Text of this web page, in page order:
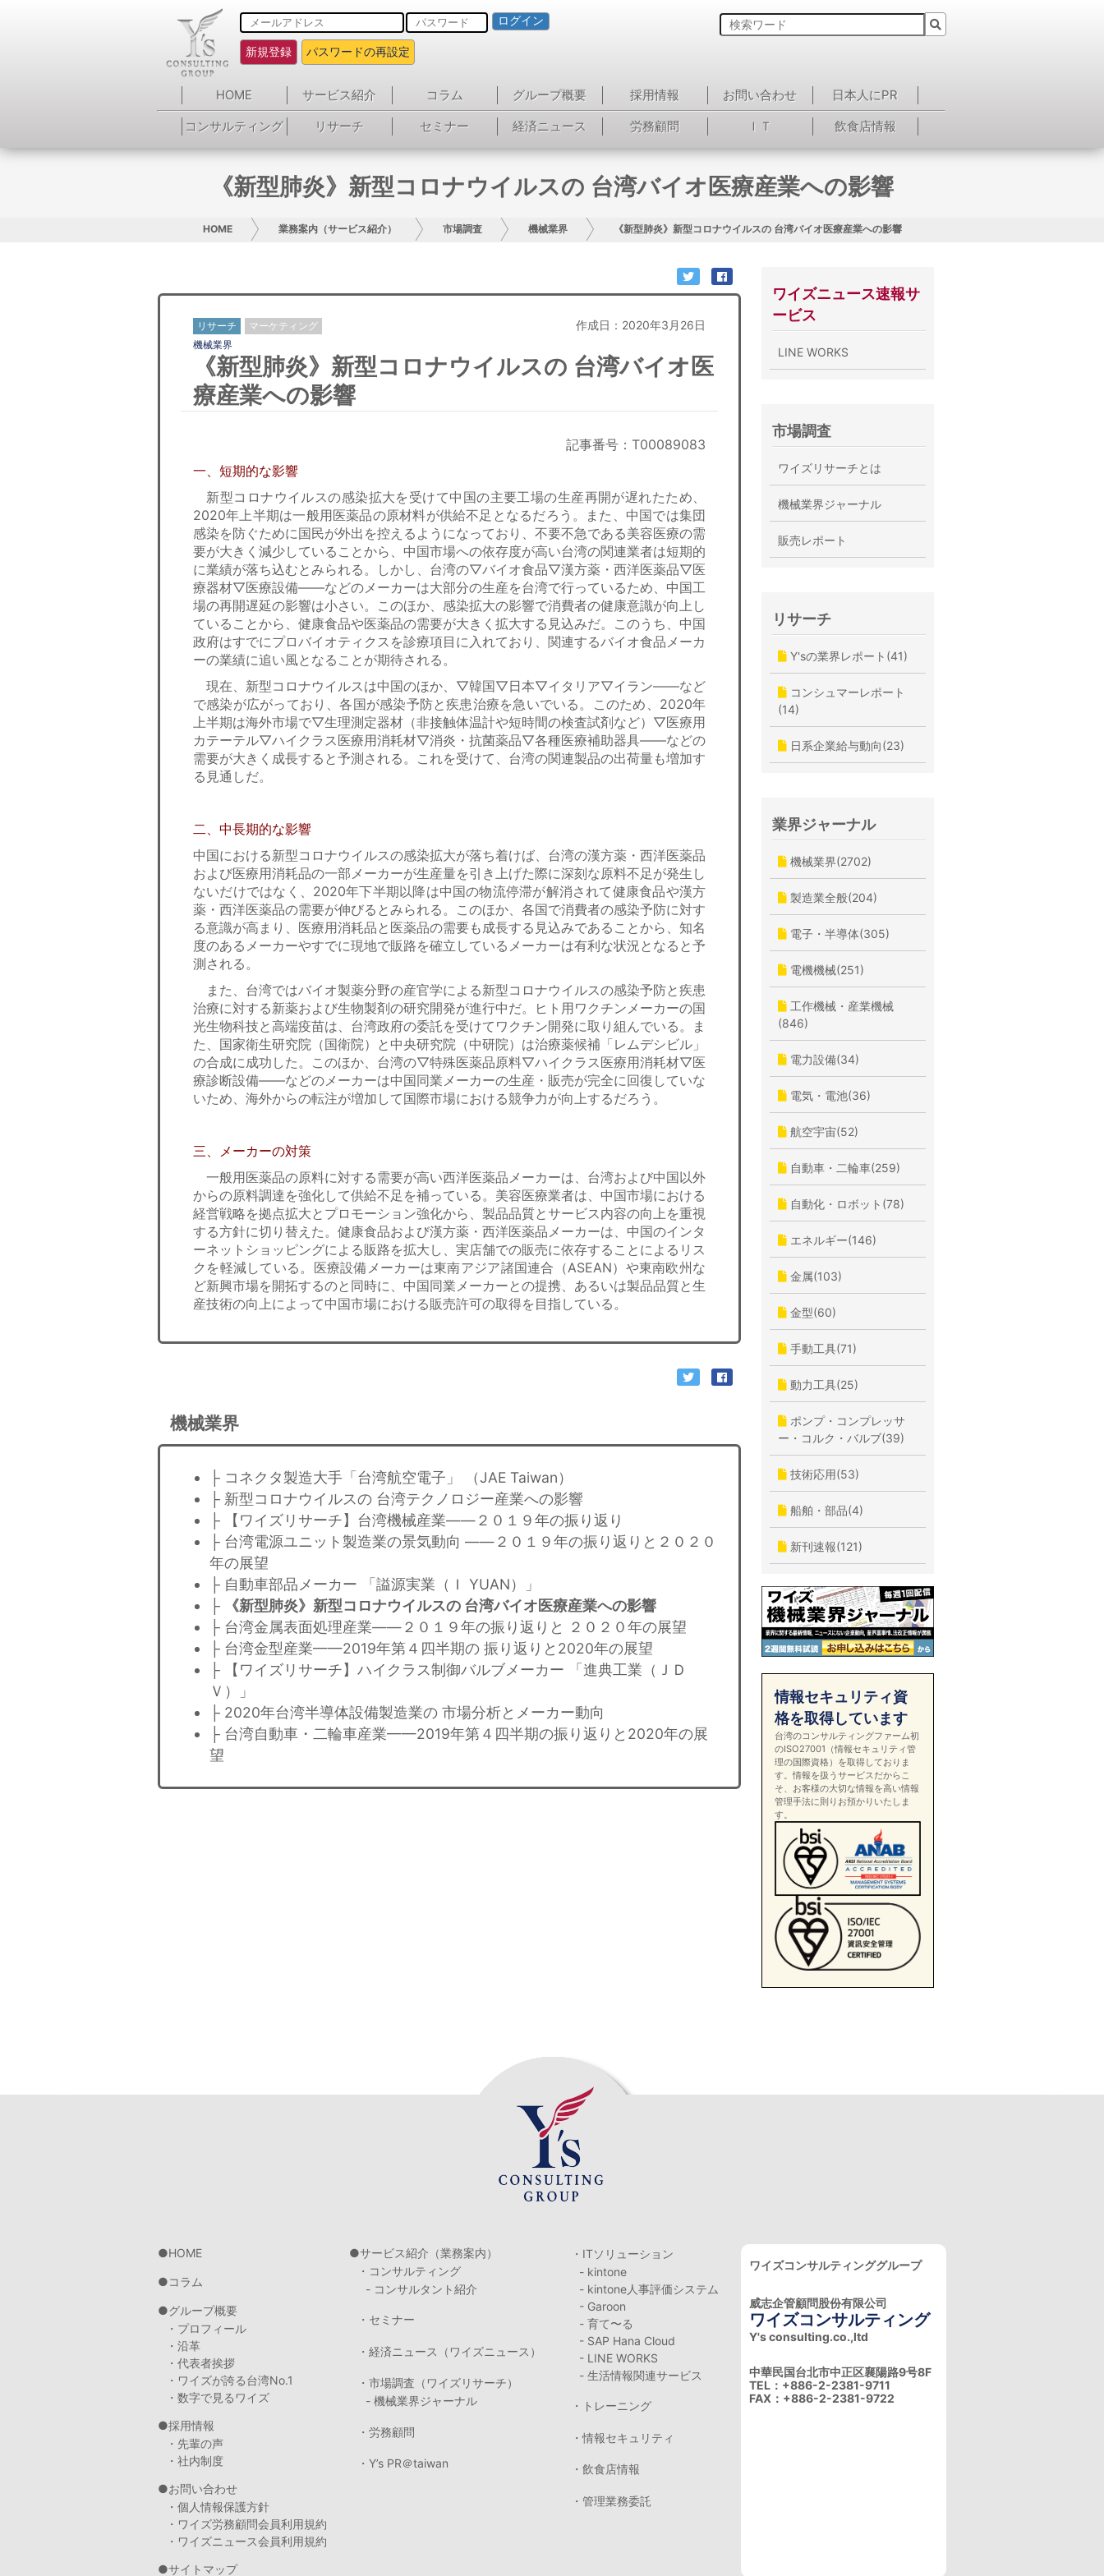
ログイン
新規登録 パスワードの再設定
HOME サービス紹介 コラム グループ概要 採用情報 お問い合わせ
日本人にPR
コンサルティング
リサーチ セミナー 経済ニュース 労務顧問 ＩＴ 飲食店情報
《新型肺炎》新型コロナウイルスの 台湾バイオ医療産業への影響
HOME 業務案内（サービス紹介） 市場調査 機械業界 《新型肺炎》新型コロナウイルスの 台湾バイオ医療産業への影響
リサーチ マーケティング 作成日：2020年3月26日
機械業界
《新型肺炎》新型コロナウイルスの 台湾バイオ医
療産業への影響
記事番号：T00089083
一、短期的な影響
新型コロナウイルスの感染拡大を受けて中国の主要工場の生産再開が遅れたため、
2020年上半期は一般用医薬品の原材料が供給不足となるだろう。また、中国では集団
感染を防ぐために国民が外出を控えるようになっており、不要不急である美容医療の需
要が大きく減少していることから、中国市場への依存度が高い台湾の関連業者は短期的
に業績が落ち込むとみられる。しかし、台湾の▽バイオ食品▽漢方薬・西洋医薬品▽医
療器材▽医療設備――などのメーカーは大部分の生産を台湾で行っているため、中国工
場の再開遅延の影響は小さい。このほか、感染拡大の影響で消費者の健康意識が向上し
ていることから、健康食品や医薬品の需要が大きく拡大する見込みだ。このうち、中国
政府はすでにプロバイオティクスを診療項目に入れており、関連するバイオ食品メーカ
ーの業績に追い風となることが期待される。
現在、新型コロナウイルスは中国のほか、▽韓国▽日本▽イタリア▽イラン――など
で感染が広がっており、各国が感染予防と疾患治療を急いでいる。このため、2020年
上半期は海外市場で▽生理測定器材（非接触体温計や短時間の検査試剤など）▽医療用
カテーテル▽ハイクラス医療用消耗材▽消炎・抗菌薬品▽各種医療補助器具――などの
需要が大きく成長すると予測される。これを受けて、台湾の関連製品の出荷量も増加す
る見通しだ。
二、中長期的な影響
中国における新型コロナウイルスの感染拡大が落ち着けば、台湾の漢方薬・西洋医薬品
および医療用消耗品の一部メーカーが生産量を引き上げた際に深刻な原料不足が発生し
ないだけではなく、2020年下半期以降は中国の物流停滞が解消されて健康食品や漢方
薬・西洋医薬品の需要が伸びるとみられる。このほか、各国で消費者の感染予防に対す
る意識が高まり、医療用消耗品と医薬品の需要も成長する見込みであることから、知名
度のあるメーカーやすでに現地で販路を確立しているメーカーは有利な状況となると予
測される。
また、台湾ではバイオ製薬分野の産官学による新型コロナウイルスの感染予防と疾患
治療に対する新薬および生物製剤の研究開発が進行中だ。ヒト用ワクチンメーカーの国
光生物科技と高端疫苗は、台湾政府の委託を受けてワクチン開発に取り組んでいる。ま
た、国家衛生研究院（国衛院）と中央研究院（中研院）は治療薬候補「レムデシビル」
の合成に成功した。このほか、台湾の▽特殊医薬品原料▽ハイクラス医療用消耗材▽医
療診断設備――などのメーカーは中国同業メーカーの生産・販売が完全に回復していな
いため、海外からの転注が増加して国際市場における競争力が向上するだろう。
三、メーカーの対策
一般用医薬品の原料に対する需要が高い西洋医薬品メーカーは、台湾および中国以外
からの原料調達を強化して供給不足を補っている。美容医療業者は、中国市場における
経営戦略を拠点拡大とプロモーション強化から、製品品質とサービス内容の向上を重視
する方針に切り替えた。健康食品および漢方薬・西洋医薬品メーカーは、中国のインタ
ーネットショッピングによる販路を拡大し、実店舗での販売に依存することによるリス
クを軽減している。医療設備メーカーは東南アジア諸国連合（ASEAN）や東南欧州な
ど新興市場を開拓するのと同時に、中国同業メーカーとの提携、あるいは製品品質と生
産技術の向上によって中国市場における販売許可の取得を目指している。
機械業界
├ コネクタ製造大手「台湾航空電子」 （JAE Taiwan）
├ 新型コロナウイルスの 台湾テクノロジー産業への影響
├ 【ワイズリサーチ】台湾機械産業——２０１９年の振り返り
├ 台湾電源ユニット製造業の景気動向 ——２０１９年の振り返りと２０２０
年の展望
├ 自動車部品メーカー 「謚源実業（Ｉ YUAN）」
├
《新型肺炎》新型コロナウイルスの 台湾バイオ医療産業への影響
├ 台湾金属表面処理産業——２０１９年の振り返りと ２０２０年の展望
├ 台湾金型産業——2019年第４四半期の 振り返りと2020年の展望
├ 【ワイズリサーチ】ハイクラス制御バルブメーカー 「進典工業（ＪＤ
Ｖ）」
├ 2020年台湾半導体設備製造業の 市場分析とメーカー動向
├ 台湾自動車・二輪車産業——2019年第４四半期の振り返りと2020年の展
望
ワイズニュース速報サ
ービス
LINE WORKS
市場調査
ワイズリサーチとは
機械業界ジャーナル
販売レポート
リサーチ
Y'sの業界レポート(41)
コンシュマーレポート
(14)
日系企業給与動向(23)
業界ジャーナル
機械業界(2702)
製造業全般(204)
電子・半導体(305)
電機機械(251)
工作機械・産業機械
(846)
電力設備(34)
電気・電池(36)
航空宇宙(52)
自動車・二輪車(259)
自動化・ロボット(78)
エネルギー(146)
金属(103)
金型(60)
手動工具(71)
動力工具(25)
ポンプ・コンプレッサ
ー・コルク・バルブ(39)
技術応用(53)
船舶・部品(4)
新刊速報(121)
情報セキュリティ資
格を取得しています
台湾のコンサルティングファーム初
のISO27001（情報セキュリティ管
理の国際資格）を取得しておりま
す。情報を扱うサービスだからこ
そ、お客様の大切な情報を高い情報
管理手法に則りお預かりいたしま
す。
HOME
コラム
グループ概要
・プロフィール
・沿革
・代表者挨拶
・ワイズが誇る台湾No.1
・数字で見るワイズ
採用情報
・先輩の声
・社内制度
お問い合わせ
・個人情報保護方針
・ワイズ労務顧問会員利用規約
・ワイズニュース会員利用規約
サイトマップ
サービス紹介（業務案内）
・コンサルティング
- コンサルタント紹介
・セミナー
・経済ニュース（ワイズニュース）
・市場調査（ワイズリサーチ）
- 機械業界ジャーナル
・労務顧問
・Y’s PR＠taiwan
・ITソリューション
- kintone
- kintone人事評価システム
- Garoon
- 育て〜る
- SAP Hana Cloud
- LINE WORKS
- 生活情報関連サービス
・トレーニング
・情報セキュリティ
・飲食店情報
・管理業務委託
ワイズコンサルティンググループ
威志企管顧問股份有限公司
ワイズコンサルティング
Y's consulting.co.,ltd
中華民国台北市中正区襄陽路9号8F
TEL：+886-2-2381-9711
FAX：+886-2-2381-9722